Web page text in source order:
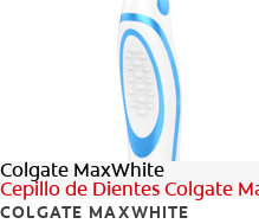
Colgate MaxWhite
Cepillo de Dientes Colgate
COLGATE MAXWHITE